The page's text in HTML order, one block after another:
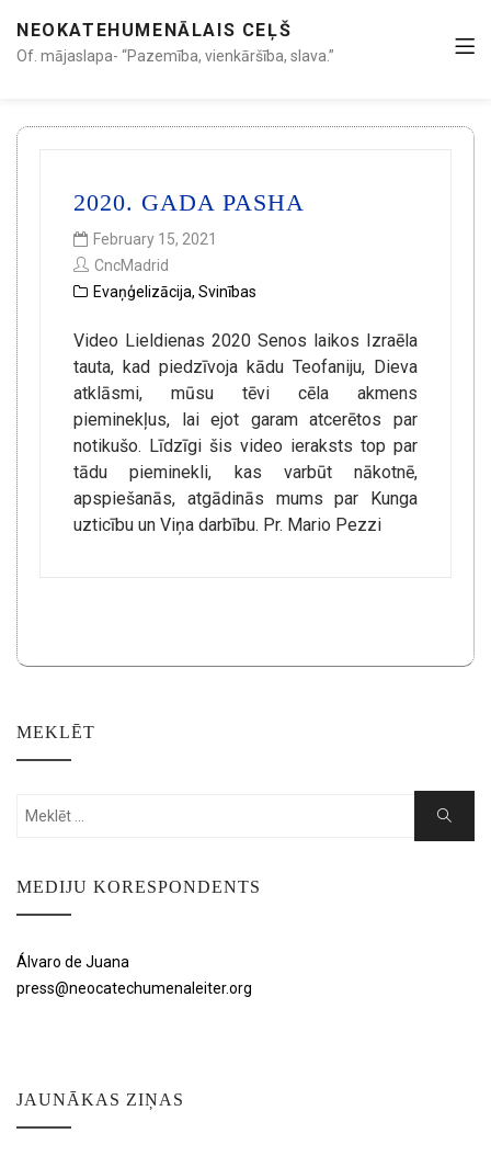
NEOKATEHUMENĀLAIS CEĻŠ
Of. mājaslapa- “Pazemība, vienkāršība, slava.”
2020. GADA PASHA
February 15, 2021
CncMadrid
Evaņģelizācija, Svinības
Video Lieldienas 2020 Senos laikos Izraēla
tauta, kad piedzīvoja kādu Teofaniju, Dieva
atklāsmi, mūsu tēvi cēla akmens
pieminekļus, lai ejot garam atcerētos par
notikušo. Līdzīgi šis video ieraksts top par
tādu pieminekli, kas varbūt nākotnē,
apspiešanās, atgādinās mums par Kunga
uzticību un Viņa darbību. Pr. Mario Pezzi
MEKLĒT
Search
Search
MEDIJU KORESPONDENTS
Álvaro de Juana
press@neocatechumenaleiter.org
JAUNĀKAS ZIŅAS